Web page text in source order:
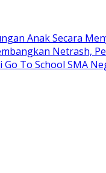
Anak Secara
Netrash,
Go To School SMA